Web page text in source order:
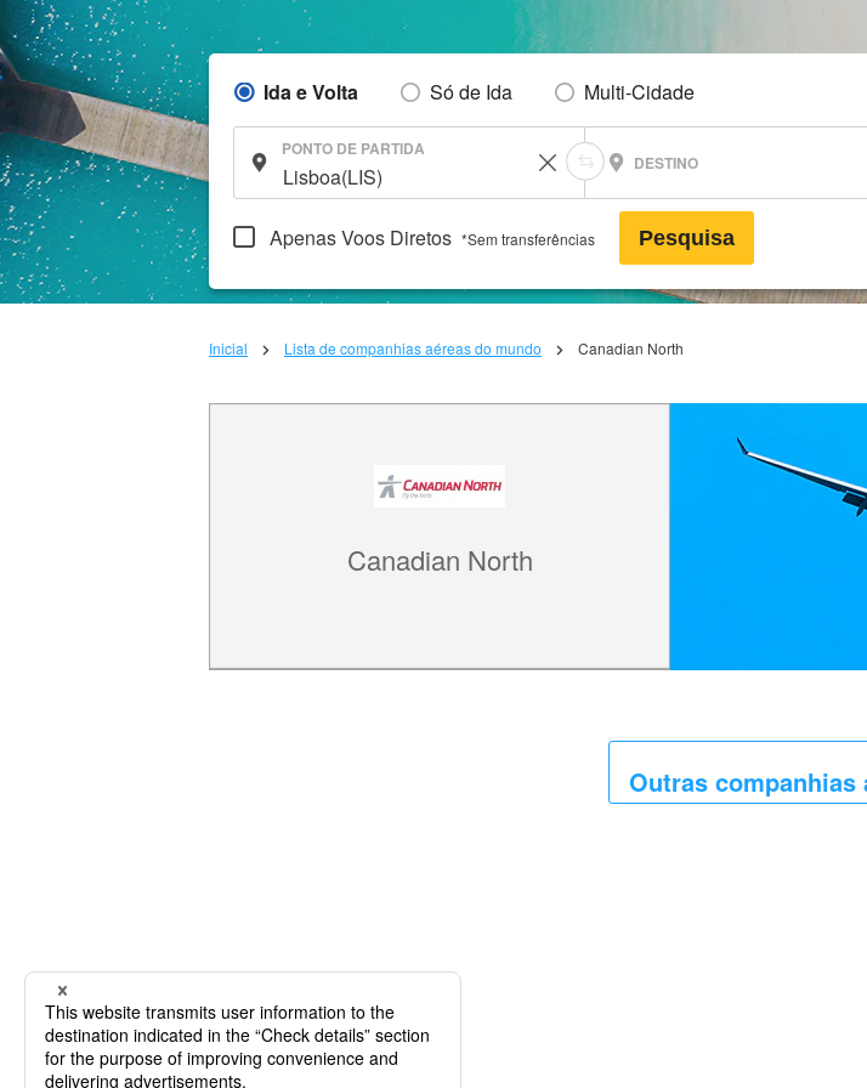
Ida e Volta Só de Ida Multi-Cidade
PONTO DE PARTIDA
DESTINO
Apenas Voos Diretos *Sem transferências Pesquisa
Inicial Lista de companhias aéreas do mundo Canadian North
Canadian North
Outras companhias